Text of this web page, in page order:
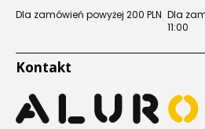
Dla zamówień powyżej 200 PLN Dla
11:00
Kontakt